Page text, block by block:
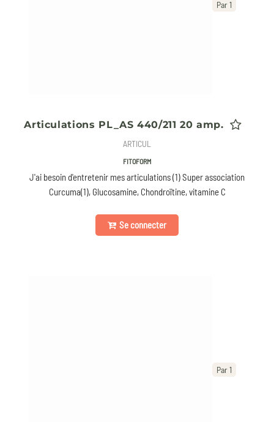
Par 1
Articulations PL_AS 440/211 20 amp.
ARTICUL
FITOFORM
J'ai besoin d'entretenir mes articulations (1) Super association
Curcuma(1), Glucosamine, Chondroïtine, vitamine C
Se connecter
Par 1